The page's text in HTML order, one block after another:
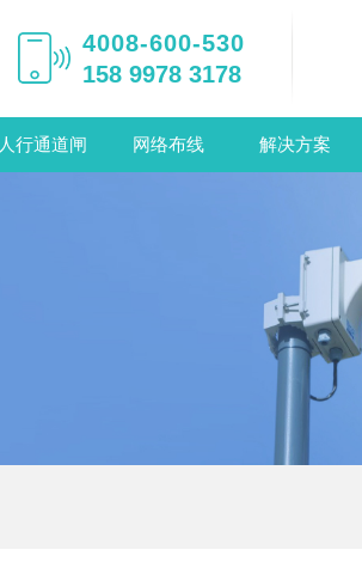
4008-600-530
158 9978 3178
人行通道闸 网络布线 解决方案